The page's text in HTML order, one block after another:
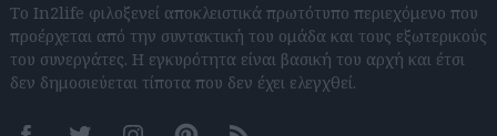
Το In2life φιλοξενεί αποκλειστικά πρωτότυπο περιεχόμενο που
προέρχεται από την συντακτική του ομάδα και τους εξωτερικούς
του συνεργάτες. Η εγκυρότητα είναι βασική του αρχή και έτσι
δεν δημοσιεύεται τίποτα που δεν έχει ελεγχθεί.